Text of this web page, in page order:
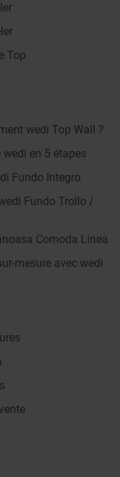
Top
wedi Top Wall ?
en 5 étapes
Fundo Integro
Fundo Trollo /
Comoda Linea
mesure avec wedi